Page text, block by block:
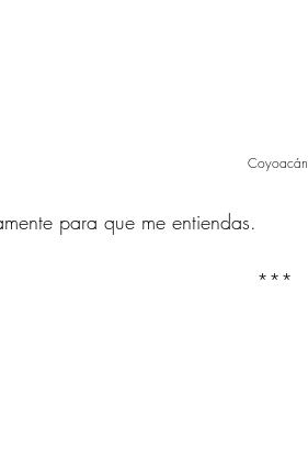
Coyoacán
para que me entiendas.
***